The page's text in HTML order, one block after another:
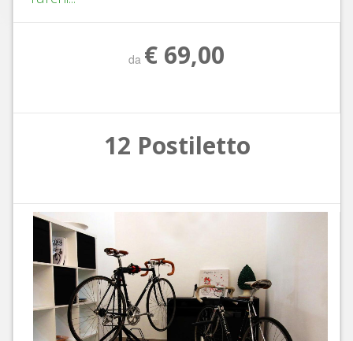
da € 69,00
12 Postiletto